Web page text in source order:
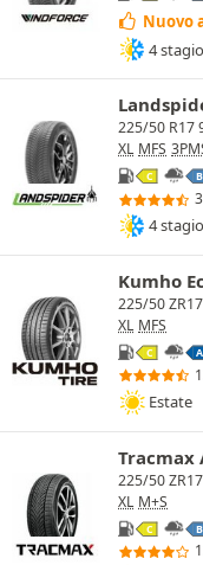
Nuovo
4
225/50 R17
XL MFS
C B
4
Kumho
225/50
XL MFS
C A
Estate
Tracmax
225/50
XL M+S
C B